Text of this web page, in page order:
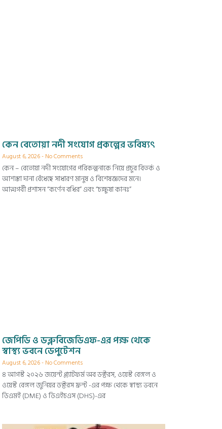
কেন বেতোয়া নদী সংযোগ প্রকল্পের ভবিষ্যৎ
August 6, 2026 No Comments
কেন – বেতোয়া নদী সংযোগের পরিকল্পনাকে নিয়ে প্রচুর বিতর্ক ও
আশঙ্কা দানা বেঁধেছে সাধারণ মানুষ ও বিশেষজ্ঞদের মনে।
আত্মগর্বী প্রশাসন “কর্ণেন বধির” এবং “চক্ষুষা কানঃ”
জেপিডি ও ডব্লুবিজেডিএফ-এর পক্ষ থেকে
স্বাস্থ্য ভবনে ডেপুটেশন
August 6, 2026 No Comments
৪ আগস্ট ২০২৬ জয়েন্ট প্ল্যাটফর্ম অব ডক্টরস, ওয়েস্ট বেঙ্গল ও
ওয়েস্ট বেঙ্গল জুনিয়র ডক্টরস ফ্রন্ট -এর পক্ষ থেকে স্বাস্থ্য ভবনে
ডিএমই (DME) ও ডিএইচএস (DHS)-এর